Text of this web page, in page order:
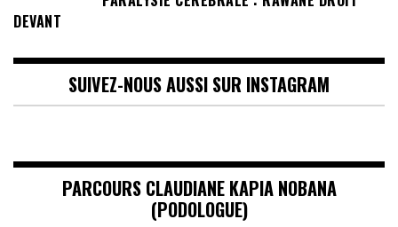
DEVANT
SUIVEZ-NOUS AUSSI SUR INSTAGRAM
PARCOURS CLAUDIANE KAPIA NOBANA
(PODOLOGUE)